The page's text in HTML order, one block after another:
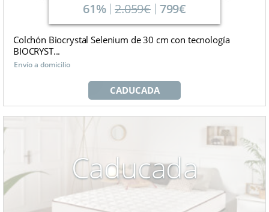
61% 2.059€ 799€
Colchón Biocrystal Selenium de 30 cm con tecnología
BIOCRYST...
Envío a domicilio
CADUCADA
Caducada